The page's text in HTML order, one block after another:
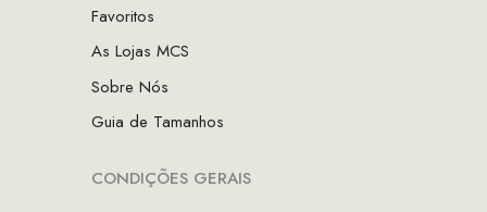
Favoritos
As Lojas MCS
Sobre Nós
Guia de Tamanhos
CONDIÇÕES GERAIS